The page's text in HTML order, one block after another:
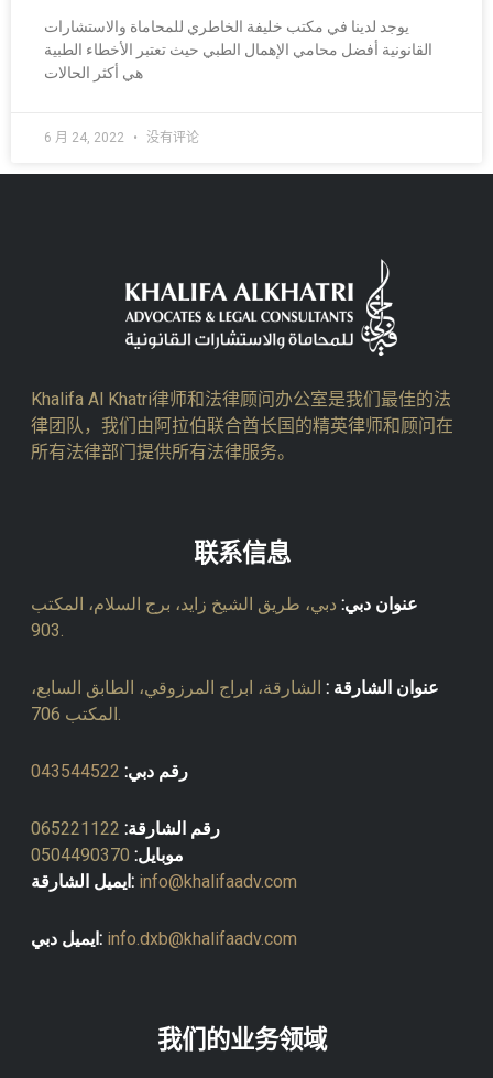
يوجد لدينا في مكتب خليفة الخاطري للمحاماة والاستشارات
القانونية أفضل محامي الإهمال الطبي حيث تعتبر الأخطاء الطبية
هي أكثر الحالات
6 月 24, 2022 没有评论
Khalifa Al Khatri律师和法律顾问办公室是我们最佳的法
律团队，我们由阿拉伯联合酋长国的精英律师和顾问在
所有法律部门提供所有法律服务。
联系信息
عنوان دبي: دبي، طريق الشيخ زايد، برج السلام، المكتب
عنوان الشارقة : الشارقة، ابراج المرزوقي، الطابق السابع،
رقم دبي: 043544522
رقم الشارقة: 065221122
موبايل: 0504490370
ايميل الشارقة: info@khalifaadv.com
ايميل دبي: info.dxb@khalifaadv.com
我们的业务领域